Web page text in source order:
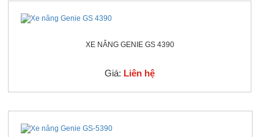
XE NÂNG GENIE GS 4390
Giá: Liên hệ